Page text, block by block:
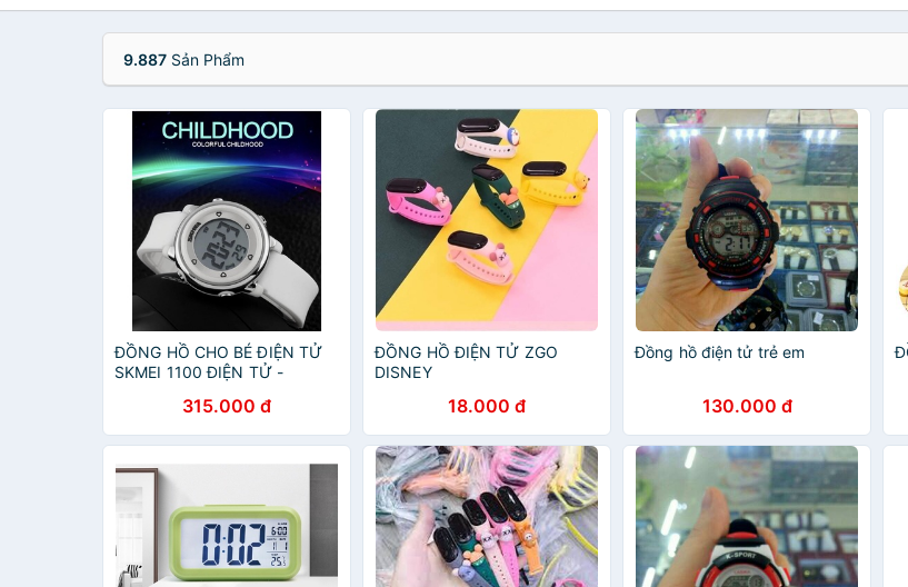
9.887 Sản Phẩm
ĐỒNG HỒ CHO BÉ ĐIỆN TỬ
SKMEI 1100 ĐIỆN TỬ -
315.000 đ
ĐỒNG HỒ ĐIỆN TỬ ZGO
DISNEY
18.000 đ
Đồng hồ điện tử trẻ em
130.000 đ